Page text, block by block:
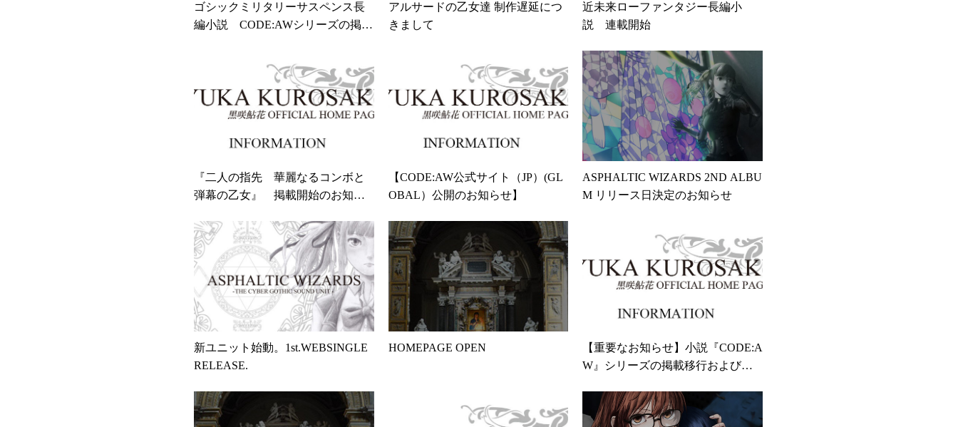
ゴシックミリタリーサスペンス長
編小説 CODE:AWシリーズの掲載
アルサードの乙女達 制作遅延につ
きまして
近未来ローファンタジー長編小
説 連載開始
『二人の指先 華麗なるコンボと
弾幕の乙女』 掲載開始のお知ら
【CODE:AW公式サイト（JP）(GL
OBAL）公開のお知らせ】
ASPHALTIC WIZARDS 2ND ALBU
M リリース日決定のお知らせ
新ユニット始動。1st.WEBSINGLE
RELEASE.
HOMEPAGE OPEN
【重要なお知らせ】小説『CODE:A
W』シリーズの掲載移行および、
ついて